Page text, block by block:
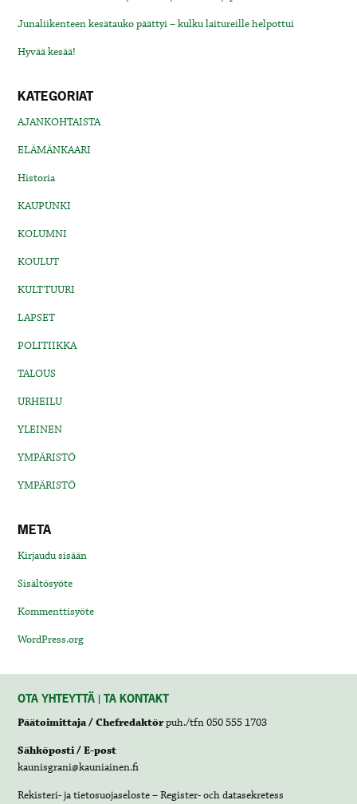
Junaliikenteen kesätauko päättyi – kulku laitureille helpottui
Hyvää kesää!
KATEGORIAT
AJANKOHTAISTA
ELÄMÄNKAARI
Historia
KAUPUNKI
KOLUMNI
KOULUT
KULTTUURI
LAPSET
POLITIIKKA
TALOUS
URHEILU
YLEINEN
YMPÄRISTÖ
YMPÄRISTÖ
META
Kirjaudu sisään
Sisältösyöte
Kommenttisyöte
WordPress.org
OTA YHTEYTTÄ | TA KONTAKT
Päätoimittaja / Chefredaktörpuh./tfn 050 555 1703
Sähköposti / E-post
kaunisgrani@kauniainen.fi
Rekisteri- ja tietosuojaseloste – Register- och datasekretess